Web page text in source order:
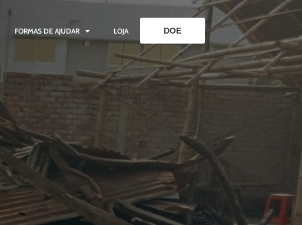
FORMAS DE AJUDAR LOJA DOE